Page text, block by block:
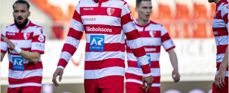
r
u
n
c
o
u
r